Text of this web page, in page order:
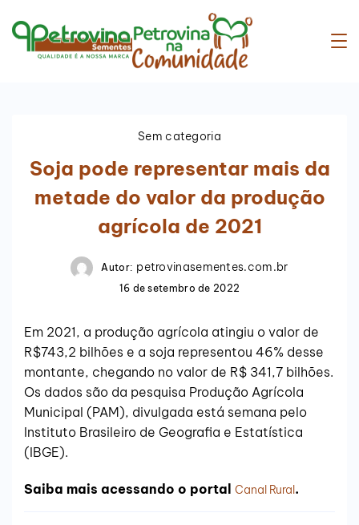
Sem categoria
Soja pode representar mais da
metade do valor da produção
agrícola de 2021
Autor: petrovinasementes.com.br
16 de setembro de 2022
Em 2021, a produção agrícola atingiu o valor de
R$743,2 bilhões e a soja representou 46% desse
montante, chegando no valor de R$ 341,7 bilhões.
Os dados são da pesquisa Produção Agrícola
Municipal (PAM), divulgada está semana pelo
Instituto Brasileiro de Geografia e Estatística
(IBGE).
Saiba mais acessando o portal Canal Rural.